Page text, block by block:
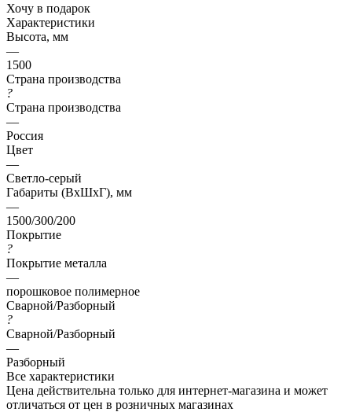
Хочу в подарок
Характеристики
Высота, мм
—
1500
Страна производства
?
Страна производства
—
Россия
Цвет
—
Светло-серый
Габариты (ВхШхГ), мм
—
1500/300/200
Покрытие
?
Покрытие металла
—
порошковое полимерное
Сварной/Разборный
?
Сварной/Разборный
—
Разборный
Все характеристики
Цена действительна только для интернет-магазина и может
отличаться от цен в розничных магазинах